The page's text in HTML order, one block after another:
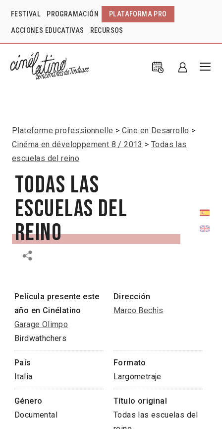
FESTIVAL PROGRAMACIÓN PLATAFORMA PRO
ACCIONES EDUCATIVAS RECURSOS
Plateforme professionnelle
Cine en Desarrollo
Cinéma en développement 8 / 2013
Todas las
escuelas del reino
Todas las
escuelas del
reino
Película presente este
año en Cinélatino
Garage Olimpo
Birdwathchers
Dirección
Marco Bechis
País
Italia
Formato
Largometraje
Género
Documental
Título original
Todas las escuelas del